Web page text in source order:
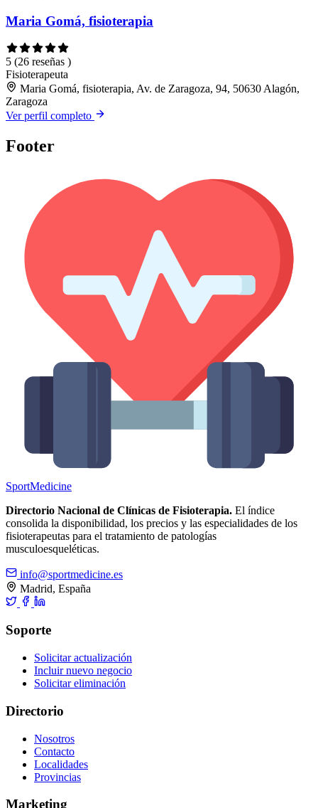
Maria Gomá, fisioterapia
5 (26 reseñas )
Fisioterapeuta
Maria Gomá, fisioterapia, Av. de Zaragoza, 94, 50630 Alagón,
Zaragoza
Ver perfil completo
Footer
SportMedicine
Directorio Nacional de Clínicas de Fisioterapia. El índice
consolida la disponibilidad, los precios y las especialidades de los
fisioterapeutas para el tratamiento de patologías
musculoesqueléticas.
info@sportmedicine.es
Madrid, España
Soporte
Solicitar actualización
Incluir nuevo negocio
Solicitar eliminación
Directorio
Nosotros
Contacto
Localidades
Provincias
Marketing